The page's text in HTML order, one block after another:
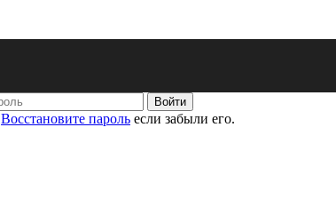
Восстановите пароль если забыли его.